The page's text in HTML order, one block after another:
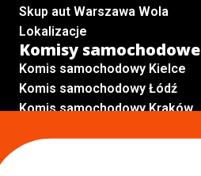
Skup aut Warszawa Wola
Lokalizacje
Komisy samochodowe
Komis samochodowy Kielce
Komis samochodowy Łódź
Komis samochodowy Kraków
Komis samochodowy Płock